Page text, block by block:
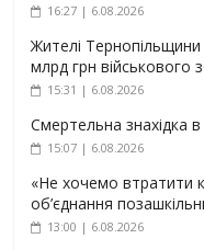
16:27 | 6.08.2026
Жителі Тернопільщини
млрд грн військового
15:31 | 6.08.2026
Смертельна знахідка
15:07 | 6.08.2026
«Не хочемо втратити
об’єднання
13:00 | 6.08.2026